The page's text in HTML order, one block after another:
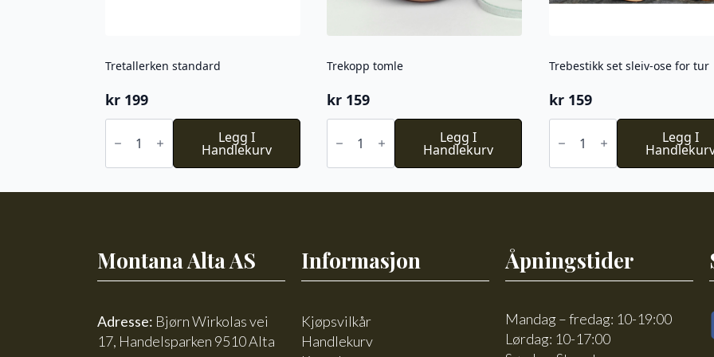
Tretallerken standard
kr 199
Tretallerken
standard
antall
Legg I
Handlekurv
Trekopp tomle
kr 159
Trekopp
tomle
antall
Legg I
Handlekurv
Trebestikk set sleiv-ose for tur
kr159
Trebestikk
sleiv-
ose
tur
Legg I
Montana Alta AS
Adresse: Bjørn Wirkolas vei
17, Handelsparken 9510 Alta
Informasjon
Kjøpsvilkår
Handlekurv
Åpningstider
Mandag – fredag: 10-19:00
Lørdag: 10-17:00